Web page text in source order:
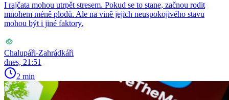
I rajčata mohou utrpět stresem. Pokud se to stane, začnou rodit
mnohem méně plodů. Ale na vině jejich neuspokojivého stavu
mohou být i jiné faktory.
Chalupáři-Zahrádkáři
dnes, 21:51
2 min